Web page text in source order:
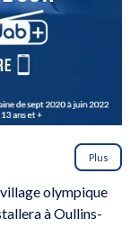
Plus
village olympique
à Oullins-